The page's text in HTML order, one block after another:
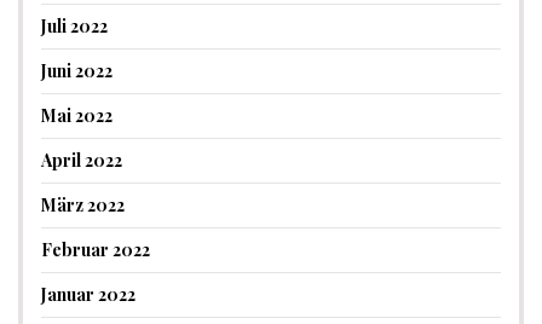
Juli 2022
Juni 2022
Mai 2022
April 2022
März 2022
Februar 2022
Januar 2022